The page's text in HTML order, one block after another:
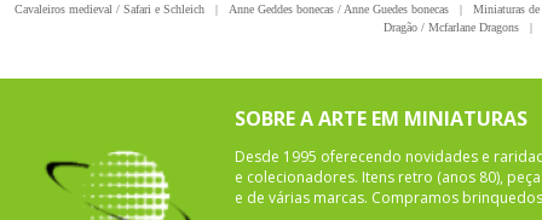
Cavaleiros medieval / Safari e Schleich
| Anne Geddes bonecas / Anne Guedes bonecas |
Miniaturas
Dragão / Mcfarlane Dragons
|
SOBRE A ARTE EM MINIATURAS
Desde 1995 oferecendo novidades e
e colecionadores. Itens retro (anos 80),
e de várias marcas. Compramos